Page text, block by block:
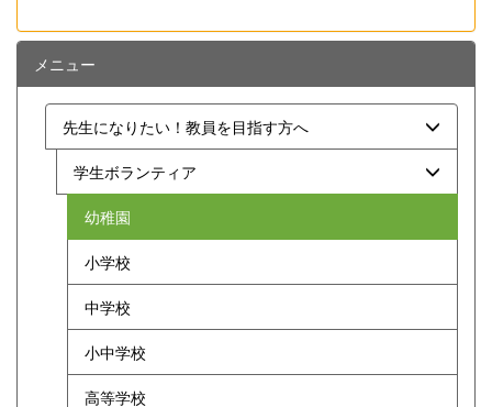
メニュー
先生になりたい！教員を目指す方へ
学生ボランティア
幼稚園
小学校
中学校
小中学校
高等学校